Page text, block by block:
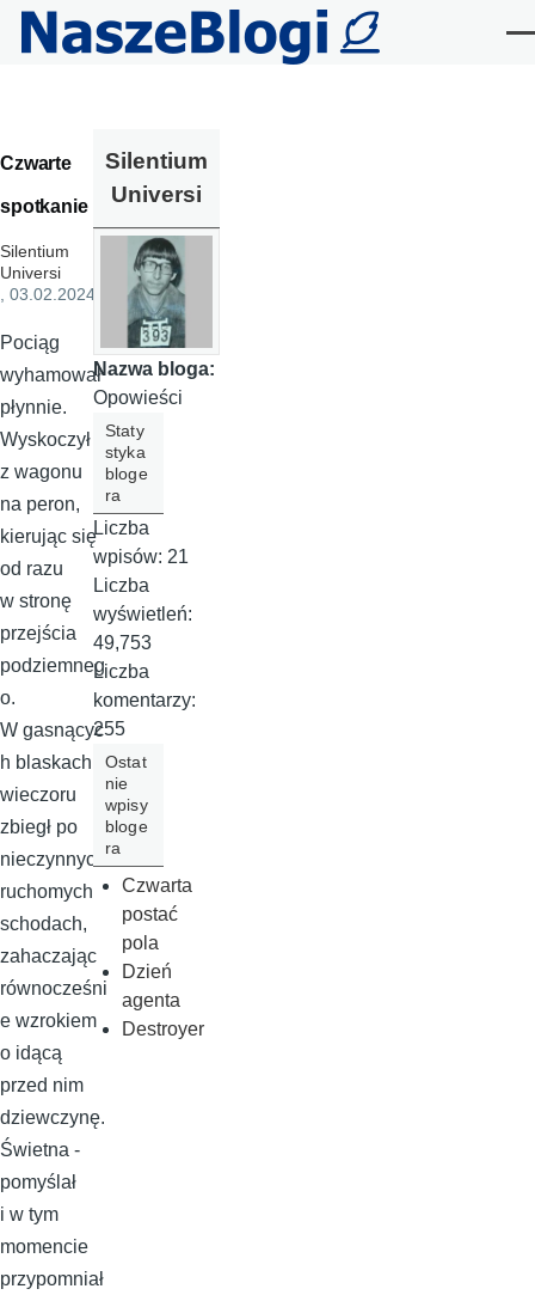
Przejdź do treści
Czwarte
spotkanie
Silentium
Universi
, 03.02.2024
Pociąg
wyhamował
płynnie.
Wyskoczył
z wagonu
na peron,
kierując się
od razu
w stronę
przejścia
podziemneg
o.
W gasnącyc
h blaskach
wieczoru
zbiegł po
nieczynnych
ruchomych
schodach,
zahaczając
równocześni
e wzrokiem
o idącą
przed nim
dziewczynę.
Świetna -
pomyślał
i w tym
momencie
przypomniał
Silentium
Universi
Nazwa bloga:
Opowieści
Staty
styka
bloge
ra
Liczba
wpisów: 21
Liczba
wyświetleń:
49,753
Liczba
komentarzy:
255
Ostat
nie
wpisy
bloge
ra
Czwarta
postać
pola
Dzień
agenta
Destroyer